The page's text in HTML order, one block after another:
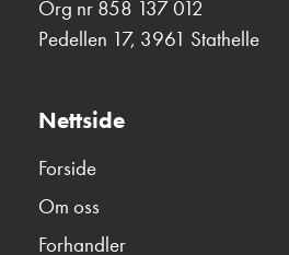
Org nr 858 137 012
Pedellen 17, 3961 Stathelle
Nettside
Forside
Om oss
Forhandler